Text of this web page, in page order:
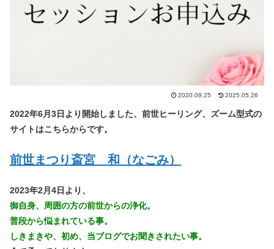
2020.09.25 2025.05.26
2022年6月3日より開始しました、前世ヒーリング、ズーム型式の
サイトはこちらからです。
前世まつり斎宮 和（なごみ）
2023年2月4日より、
御自身、周囲の方の前世からの浄化。
普段から悩まれている事。
しきまきや、初め、当ブログでお聞きされたい事。